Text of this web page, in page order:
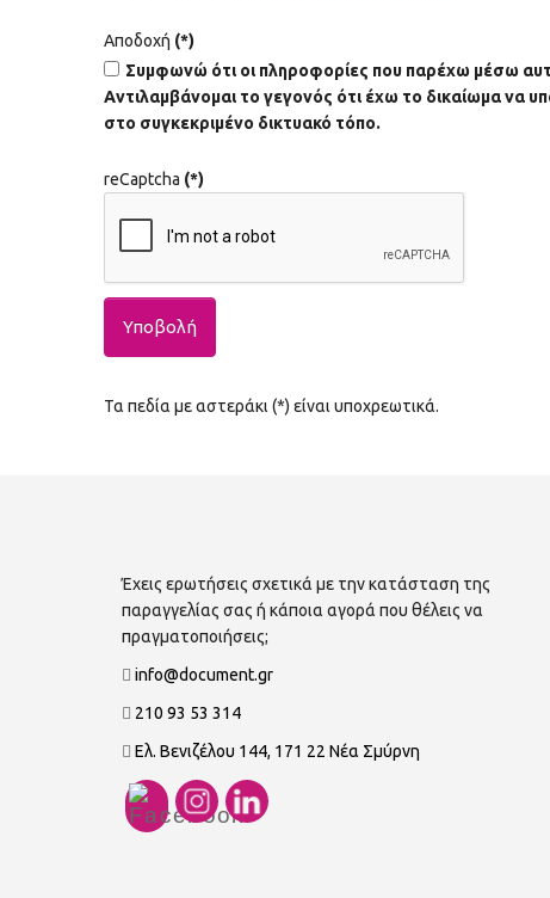
Αποδοχή (*)
Συμφωνώ ότι οι πληροφορίες που παρέχω μέσω
Αντιλαμβάνομαι το γεγονός ότι έχω το δικαίωμα
στο συγκεκριμένο δικτυακό τόπο.
reCaptcha (*)
Υποβολή
Τα πεδία με αστεράκι (*) είναι υποχρεωτικά.
Έχεις ερωτήσεις σχετικά με την κατάσταση της
παραγγελίας σας ή κάποια αγορά που θέλεις να
πραγματοποιήσεις;
info@document.gr
210 93 53 314
Ελ. Βενιζέλου 144, 171 22 Νέα Σμύρνη